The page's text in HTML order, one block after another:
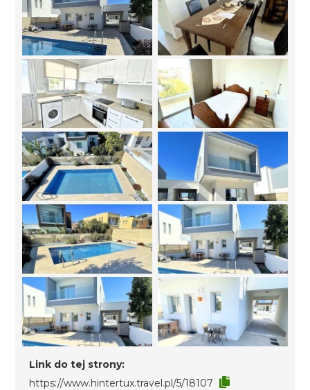
Link do tej strony:
https://www.hintertux.travel.pl/5/18107